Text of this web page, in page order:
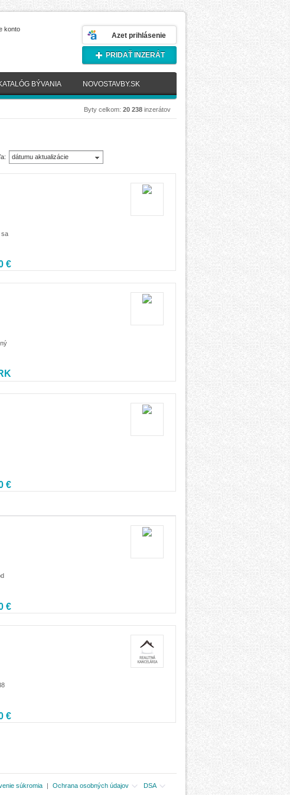
Azet prihlásenie
konto
PRIDAŤ INZERÁT
BÝVANIA NOVOSTAVBY.SK
Byty celkom: 20 238 inzerátov
dátumu aktualizácie
sa
€
€
€
€
súkromia | Ochrana osobných údajov DSA